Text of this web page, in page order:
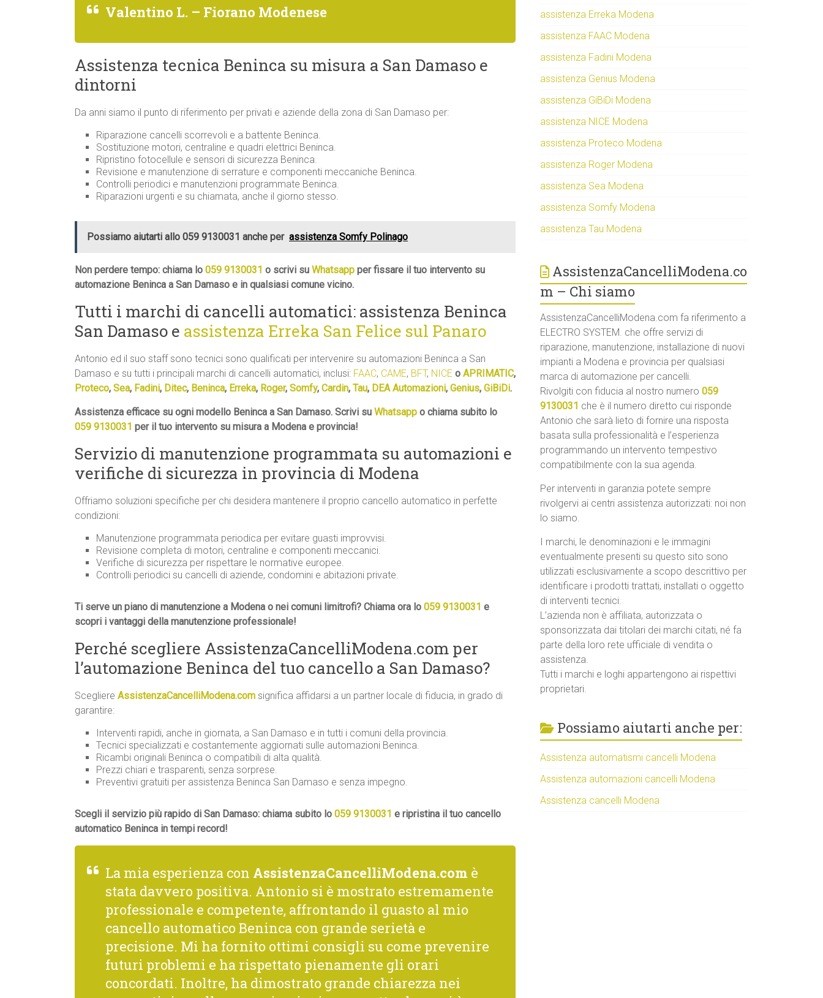
Valentino L. – Fiorano Modenese
Assistenza tecnica Beninca su misura a San Damaso e
dintorni
Da anni siamo il punto di riferimento per privati e aziende della zona di San Damaso per:
Riparazione cancelli scorrevoli e a battente Beninca.
Sostituzione motori, centraline e quadri elettrici Beninca.
Ripristino fotocellule e sensori di sicurezza Beninca.
Revisione e manutenzione di serrature e componenti meccaniche Beninca.
Controlli periodici e manutenzioni programmate Beninca.
Riparazioni urgenti e su chiamata, anche il giorno stesso.
Possiamo aiutarti allo 059 9130031 anche per assistenza Somfy Polinago
Non perdere tempo: chiama lo 059 9130031 o scrivi su Whatsapp per fissare il tuo intervento su
automazione Beninca a San Damaso e in qualsiasi comune vicino.
Tutti i marchi di cancelli automatici: assistenza Beninca
San Damaso e assistenza Erreka San Felice sul Panaro
Antonio ed il suo staff sono tecnici sono qualificati per intervenire su automazioni Beninca a San
Damaso e su tutti i principali marchi di cancelli automatici, inclusi: FAAC, CAME, BFT, NICE o APRIMATIC,
Proteco, Sea, Fadini, Ditec, Beninca, Erreka, Roger, Somfy, Cardin, Tau, DEA Automazioni, Genius, GiBiDi.
Assistenza efficace su ogni modello Beninca a San Damaso. Scrivi su Whatsapp o chiama subito lo
059 9130031 per il tuo intervento su misura a Modena e provincia!
Servizio di manutenzione programmata su automazioni e
verifiche di sicurezza in provincia di Modena
Offriamo soluzioni specifiche per chi desidera mantenere il proprio cancello automatico in perfette
condizioni:
Manutenzione programmata periodica per evitare guasti improvvisi.
Revisione completa di motori, centraline e componenti meccanici.
Verifiche di sicurezza per rispettare le normative europee.
Controlli periodici su cancelli di aziende, condomini e abitazioni private.
Ti serve un piano di manutenzione a Modena o nei comuni limitrofi? Chiama ora lo 059 9130031 e
scopri i vantaggi della manutenzione professionale!
Perché scegliere AssistenzaCancelliModena.com per
l’automazione Beninca del tuo cancello a San Damaso?
Scegliere AssistenzaCancelliModena.com significa affidarsi a un partner locale di fiducia, in grado di
garantire:
Interventi rapidi, anche in giornata, a San Damaso e in tutti i comuni della provincia.
Tecnici specializzati e costantemente aggiornati sulle automazioni Beninca.
Ricambi originali Beninca o compatibili di alta qualità.
Prezzi chiari e trasparenti, senza sorprese.
Preventivi gratuiti per assistenza Beninca San Damaso e senza impegno.
Scegli il servizio più rapido di San Damaso: chiama subito lo 059 9130031 e ripristina il tuo cancello
automatico Beninca in tempi record!
La mia esperienza con AssistenzaCancelliModena.com è
stata davvero positiva. Antonio si è mostrato estremamente
professionale e competente, affrontando il guasto al mio
cancello automatico Beninca con grande serietà e
precisione. Mi ha fornito ottimi consigli su come prevenire
futuri problemi e ha rispettato pienamente gli orari
concordati. Inoltre, ha dimostrato grande chiarezza nei
assistenza Erreka Modena
assistenza FAAC Modena
assistenza Fadini Modena
assistenza Genius Modena
assistenza GiBiDi Modena
assistenza NICE Modena
assistenza Proteco Modena
assistenza Roger Modena
assistenza Sea Modena
assistenza Somfy Modena
assistenza Tau Modena
AssistenzaCancelliModena.co
m – Chi siamo
AssistenzaCancelliModena.com fa riferimento a
ELECTRO SYSTEM. che offre servizi di
riparazione, manutenzione, installazione di nuovi
impianti a Modena e provincia per qualsiasi
marca di automazione per cancelli.
Rivolgiti con fiducia al nostro numero059
9130031 che è il numero diretto cui risponde
Antonio che sarà lieto di fornire una risposta
basata sulla professionalità e l’esperienza
programmando un intervento tempestivo
compatibilmente con la sua agenda.
Per interventi in garanzia potete sempre
rivolgervi ai centri assistenza autorizzati: noi non
lo siamo.
I marchi, le denominazioni e le immagini
eventualmente presenti su questo sito sono
utilizzati esclusivamente a scopo descrittivo per
identificare i prodotti trattati, installati o oggetto
di interventi tecnici.
L’azienda non è affiliata, autorizzata o
sponsorizzata dai titolari dei marchi citati, né fa
parte della loro rete ufficiale di vendita o
assistenza.
Tutti i marchi e loghi appartengono ai rispettivi
proprietari.
Possiamo aiutarti anche per:
Assistenza automatismi cancelli Modena
Assistenza automazioni cancelli Modena
Assistenza cancelli Modena